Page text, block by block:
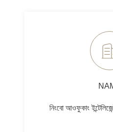
নিংবো আওফুকাং